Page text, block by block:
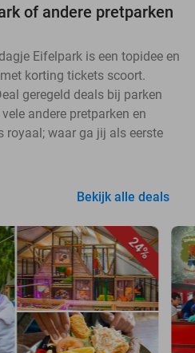
of andere pretparken
Eifelpark is een topidee en
korting tickets scoort.
geregeld deals bij parken
andere pretparken en
royaal; waar ga jij als eerste
Bekijk alle deals
24%